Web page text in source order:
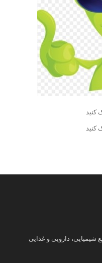
کنید
کنید
شیمیایی، دارویی و غذایی